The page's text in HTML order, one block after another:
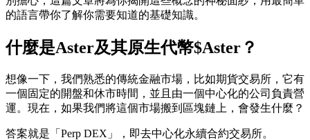
的語言帶你了解你需要知道的基礎知識。
什麼是Aster及其原生代幣$Aster？
想像一下，我們熟悉的傳統金融市場，比如期貨交易所，它有
一個固定的開盤和休市時間，並且由一個中心化的公司負責營
運。現在，如果我們將這個市場搬到區塊鏈上，會發生什麼？
答案就是「Perp DEX」，即去中心化永續合約交易所。